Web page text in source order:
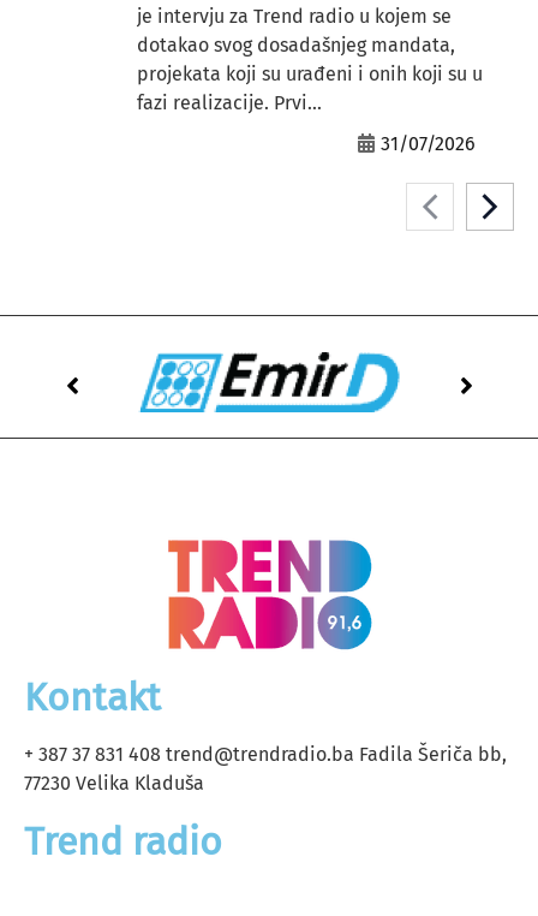
je intervju za Trend radio u kojem se
dotakao svog dosadašnjeg mandata,
projekata koji su urađeni i onih koji su u
fazi realizacije. Prvi...
31/07/2026
Kontakt
+ 387 37 831 408 trend@trendradio.ba Fadila Šeriča bb,
77230 Velika Kladuša
Trend radio